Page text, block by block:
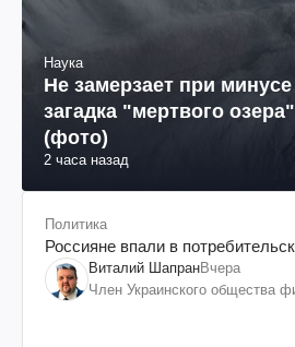
Наука
Не замерзает при
загадка "мертвого
(фото)
2 часа назад
Политика
Россияне впали в
Виталий ШапранВчера
Член Украинского общества